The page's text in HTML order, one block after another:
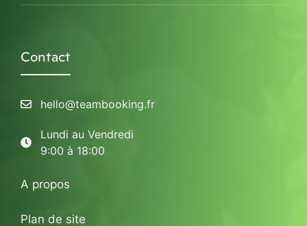
Contact
hello@teambooking.fr
Lundi au Vendredi
9:00 à 18:00
A propos
Plan de site